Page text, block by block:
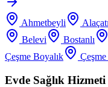
Ahmetbeyli Alaçatı
Belevi
Bostanlı
Çeşme Boyalık
Evde Sağlık Hizmeti